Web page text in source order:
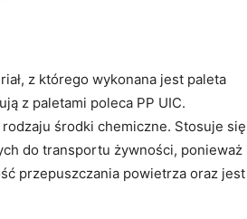
z którego wykonana jest paleta
z paletami poleca PP UIC.
środki chemiczne. Stosuje się
do transportu żywności, ponieważ
przepuszczania powietrza oraz jest